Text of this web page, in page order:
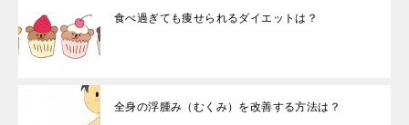
食べ過ぎても痩せられるダイエットは？
全身の浮腫み（むくみ）を改善する方法は？